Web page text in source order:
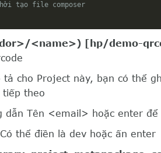
tạo file composer
<name>) [hp/demo-
tả cho Project này, bạn có thể
tiếp theo
dẫn Tên <email> hoặc enter để
Có thể điền là dev hoặc ấn enter